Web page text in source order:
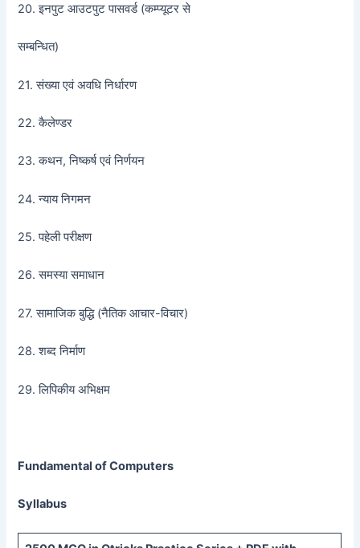
20. इनपुट आउटपुट पासवर्ड (कम्प्यूटर से
सम्बन्धित)
21. संख्या एवं अवधि निर्धारण
22. कैलेण्डर
23. कथन, निष्कर्ष एवं निर्णयन
24. न्याय निगमन
25. पहेली परीक्षण
26. समस्या समाधान
27. सामाजिक बुद्धि (नैतिक आचार-विचार)
28. शब्द निर्माण
29. लिपिकीय अभिक्षम
Fundamental of Computers
Syllabus